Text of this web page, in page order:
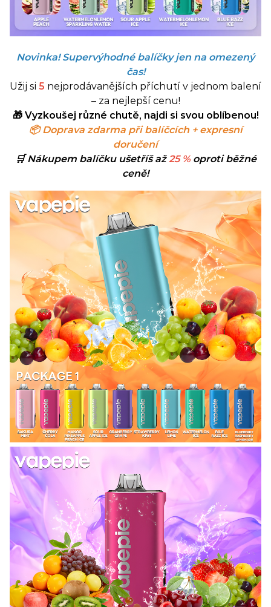
Novinka! Supervýhodné balíčky jen na omezený
čas!
Užij si 5 nejprodávanějších příchutí v jednom balení
– za nejlepší cenu!
🎁 Vyzkoušej různé chutě, najdi si svou oblíbenou!
📦 Doprava zdarma při balíčcích + expresní
doručení
🛒 Nákupem balíčku ušetříš až25 %oproti běžné
ceně!